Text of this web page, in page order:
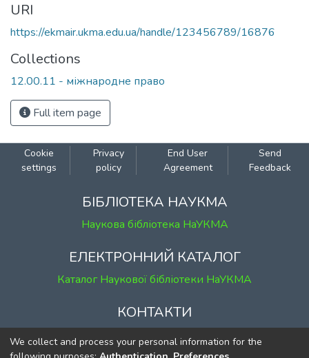
URI
https://ekmair.ukma.edu.ua/handle/123456789/16876
Collections
12.00.11 - міжнародне право
Full item page
Cookie
settings
Privacy
policy
End User
Agreement
Send
Feedback
БІБЛІОТЕКА НАУКМА
Наукова бібліотека НаУКМА
ЕЛЕКТРОННИЙ КАТАЛОГ
Каталог Наукової бібліотеки НаУКМА
КОНТАКТИ
м. Київ, вул. Григорія Сковороди, 2
к. 1, к. 120
We collect and process your personal information for the